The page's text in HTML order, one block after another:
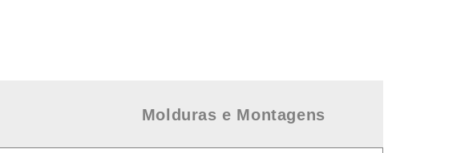
Molduras e Montagens